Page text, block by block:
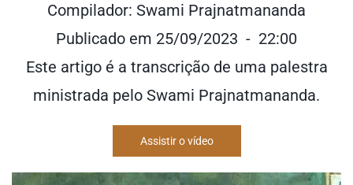
Compilador: Swami Prajnatmananda
Publicado em 25/09/2023 - 22:00
Este artigo é a transcrição de uma palestra
ministrada pelo Swami Prajnatmananda.
Assistir o vídeo